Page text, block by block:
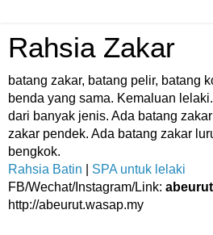
Rahsia Zakar
batang zakar, batang pelir, batang
benda yang sama. Kemaluan
dari banyak jenis. Ada batang
zakar pendek. Ada batang zakar
bengkok.
Rahsia Batin
SPA untuk lelaki
FB/Wechat/Instagram/Link: abeurut
http://abeurut.wasap.my